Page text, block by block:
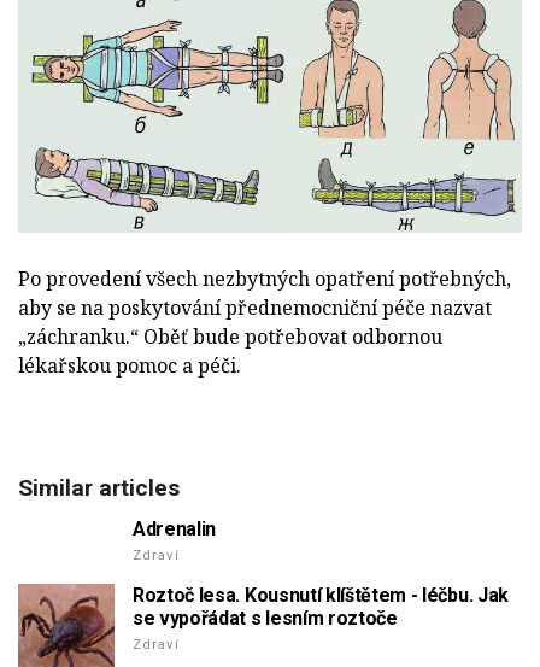
Po provedení všech nezbytných opatření potřebných,
aby se na poskytování přednemocniční péče nazvat
„záchranku.“ Oběť bude potřebovat odbornou
lékařskou pomoc a péči.
Similar articles
Adrenalin
Zdraví
Roztoč lesa. Kousnutí klíštětem - léčbu. Jak
se vypořádat s lesním roztoče
Zdraví